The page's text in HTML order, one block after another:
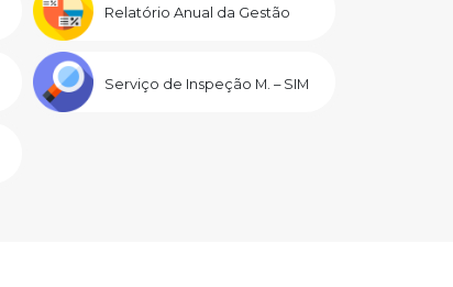
Relatório Anual da Gestão
Serviço de Inspeção M. – SIM